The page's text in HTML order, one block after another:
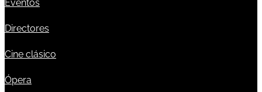
Eventos
Directores
Cine clásico
Ópera